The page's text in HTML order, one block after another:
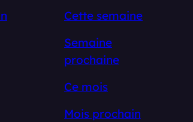
Cette semaine
Semaine
prochaine
Ce mois
Mois prochain